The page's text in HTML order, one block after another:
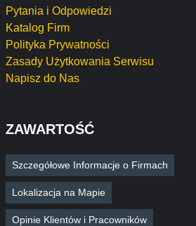
Pytania i Odpowiedzi
Katalog Firm
Polityka Prywatności
Zasady Użytkowania Serwisu
Napisz do Nas
ZAWARTOŚĆ
Szczegółowe Informacje o Firmach
Lokalizacja na Mapie
Opinie Klientów i Pracowników